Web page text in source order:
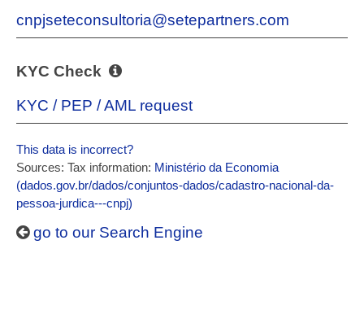
cnpjseteconsultoria@setepartners.com
KYC Check
KYC / PEP / AML request
This data is incorrect?
Sources: Tax information: Ministério da Economia
(dados.gov.br/dados/conjuntos-dados/cadastro-nacional-da-
pessoa-jurdica---cnpj)
go to our Search Engine